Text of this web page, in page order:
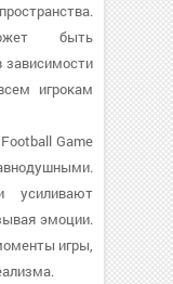
быть
игрокам
Game
усиливают
эмоции.
игры,